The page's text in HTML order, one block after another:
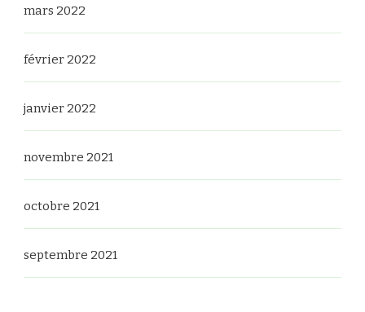
mars 2022
février 2022
janvier 2022
novembre 2021
octobre 2021
septembre 2021